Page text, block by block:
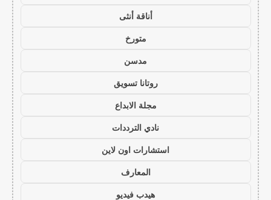
أناقة أنثى
متورخ
مدسن
روتانا تسويق
مجلة الابداع
نادي الترددات
استشارات اون لاين
المعارف
هيدب فيديو